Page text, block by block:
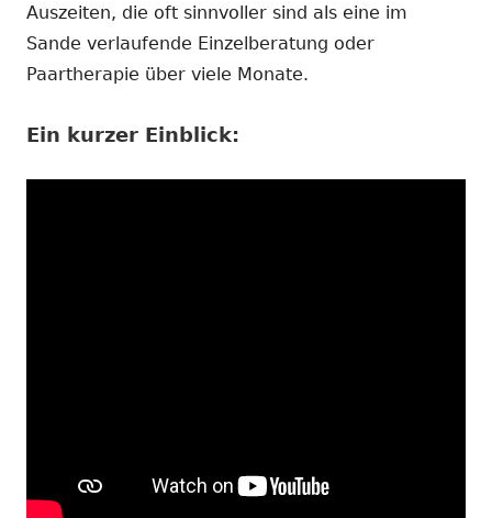
Auszeiten, die oft sinnvoller sind als eine im
Sande verlaufende Einzelberatung oder
Paartherapie über viele Monate.
Ein kurzer Einblick: